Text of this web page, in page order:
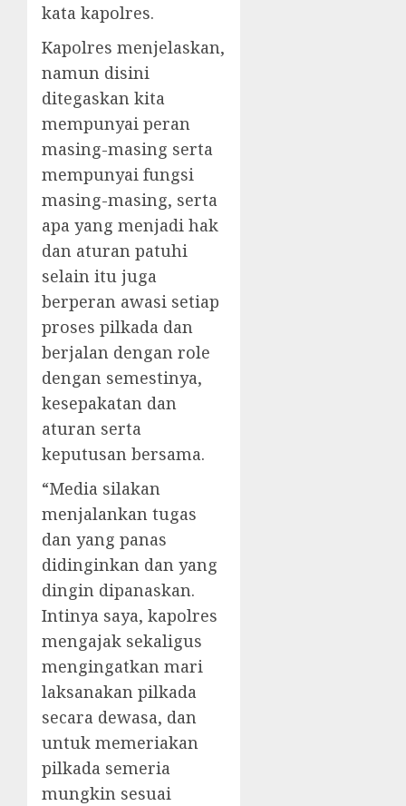
kata kapolres.
Kapolres menjelaskan,
namun disini
ditegaskan kita
mempunyai peran
masing-masing serta
mempunyai fungsi
masing-masing, serta
apa yang menjadi hak
dan aturan patuhi
selain itu juga
berperan awasi setiap
proses pilkada dan
berjalan dengan role
dengan semestinya,
kesepakatan dan
aturan serta
keputusan bersama.
“Media silakan
menjalankan tugas
dan yang panas
didinginkan dan yang
dingin dipanaskan.
Intinya saya, kapolres
mengajak sekaligus
mengingatkan mari
laksanakan pilkada
secara dewasa, dan
untuk memeriakan
pilkada semeria
mungkin sesuai